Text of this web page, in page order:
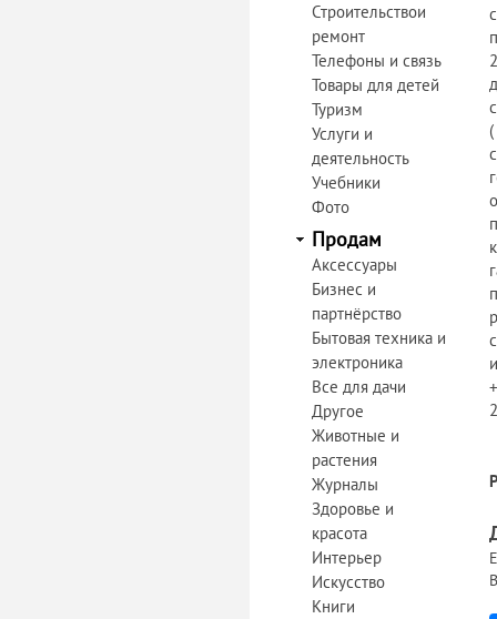
Строительствои
ремонт
Телефоны и связь
Товары для детей
Туризм
Услуги и
деятельность
Учебники
Фото
Продам
Аксессуары
Бизнес и
партнёрство
Бытовая техника и
электроника
Все для дачи
Другое
Животные и
растения
Журналы
Здоровье и
красота
Интерьер
Искусство
Книги